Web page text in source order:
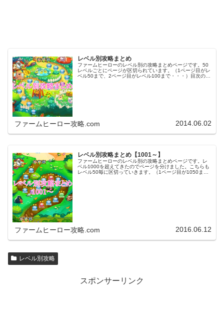
レベル別攻略まとめ
ファームヒーローのレベル別の攻略まとめページです。50
レベルごとにページが区切られています。（1ページ目がレ
ベル50まで、2ページ目がレベル100まで・・・）目次のリ
ファームヒーロー攻略.com 2014.06.02
レベル別攻略まとめ【1001～】
ファームヒーローのレベル別の攻略まとめページです。レ
ベル1000を超えてきたのでページを分けました。こちらも
レベル50毎に区切っていきます。（1ページ目が1050ま
ファームヒーロー攻略.com 2016.06.12
レベル別攻略
スポンサーリンク